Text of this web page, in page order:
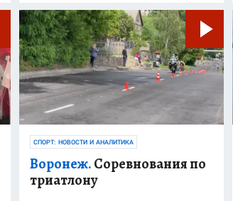
СПОРТ: НОВОСТИ И АНАЛИТИКА
Воронеж.Соревнования по
триатлону